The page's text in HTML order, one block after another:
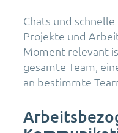
Chats und
Projekte und
Moment relevant
gesamte Team,
an bestimmte